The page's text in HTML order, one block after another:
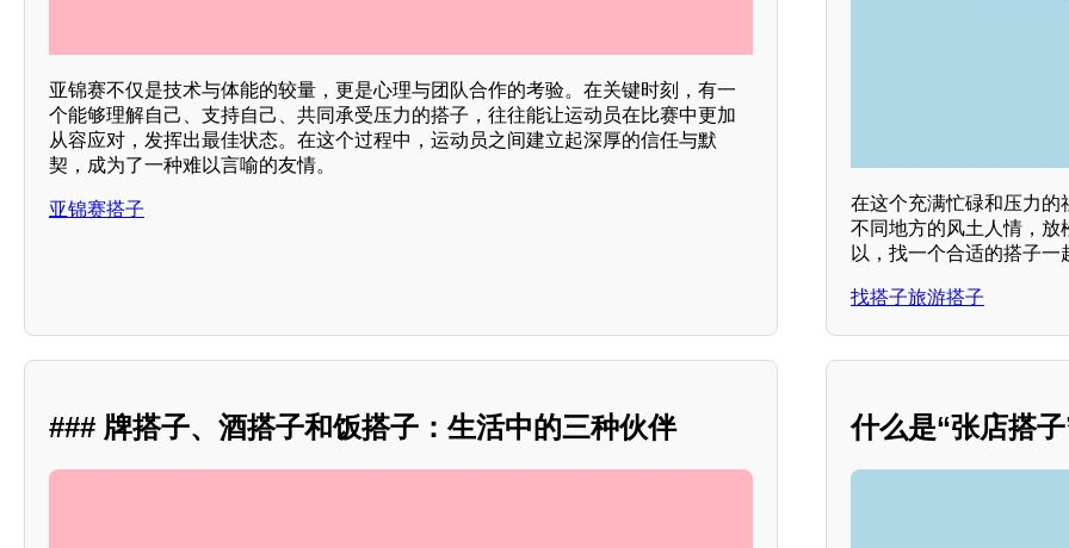
亚锦赛不仅是技术与体能的较量，更是心理与团队合作的考验。在关键时刻，有一
个能够理解自己、支持自己、共同承受压力的搭子，往往能让运动员在比赛中更加
从容应对，发挥出最佳状态。在这个过程中，运动员之间建立起深厚的信任与默
契，成为了一种难以言喻的友情。
亚锦赛搭子
在这个充满忙碌和压力的
不同地方的风土人情，放
以，找一个合适的搭子
找搭子旅游搭子
### 牌搭子、酒搭子和饭搭子：生活中的三种伙伴 什么是“张店搭